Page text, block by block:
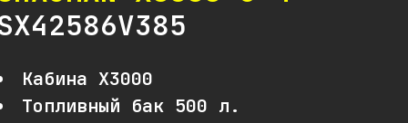
Кабина Х3000
Топливный бак 500 л.